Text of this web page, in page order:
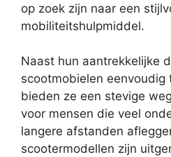
op zoek zijn naar een
mobiliteitshulpmiddel.
Naast hun aantrekkelijke
scootmobielen eenvoudig
bieden ze een stevige
voor mensen die veel
langere afstanden
scootermodellen zijn